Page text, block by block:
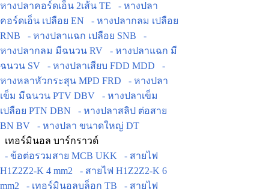
หางปลาคอร์ดเอ็น 2เส้น TE
- หางปลา
คอร์ดเอ็น เปลือย EN
- หางปลากลม เปลือย
RNB
- หางปลาแฉก เปลือย SNB
-
หางปลากลม มีฉนวน RV
- หางปลาแฉก มี
ฉนวน SV
- หางปลาเสียบ FDD MDD
-
หางหลาหัวกระสุน MPD FRD
- หางปลา
เข็ม มีฉนวน PTV DBV
- หางปลาเข็ม
เปลือย PTN DBN
- หางปลาสลิป ต่อสาย
BN BV
- หางปลา ขนาดใหญ่ DT
เทอร์มินอล บาร์กราวด์
- ข้อต่อรวมสาย MCB UKK
- สายไฟ
H1Z2Z2-K 4 mm2
- สายไฟ H1Z2Z2-K 6
mm2
- เทอร์มินอลบล็อก TB
- สายไฟ